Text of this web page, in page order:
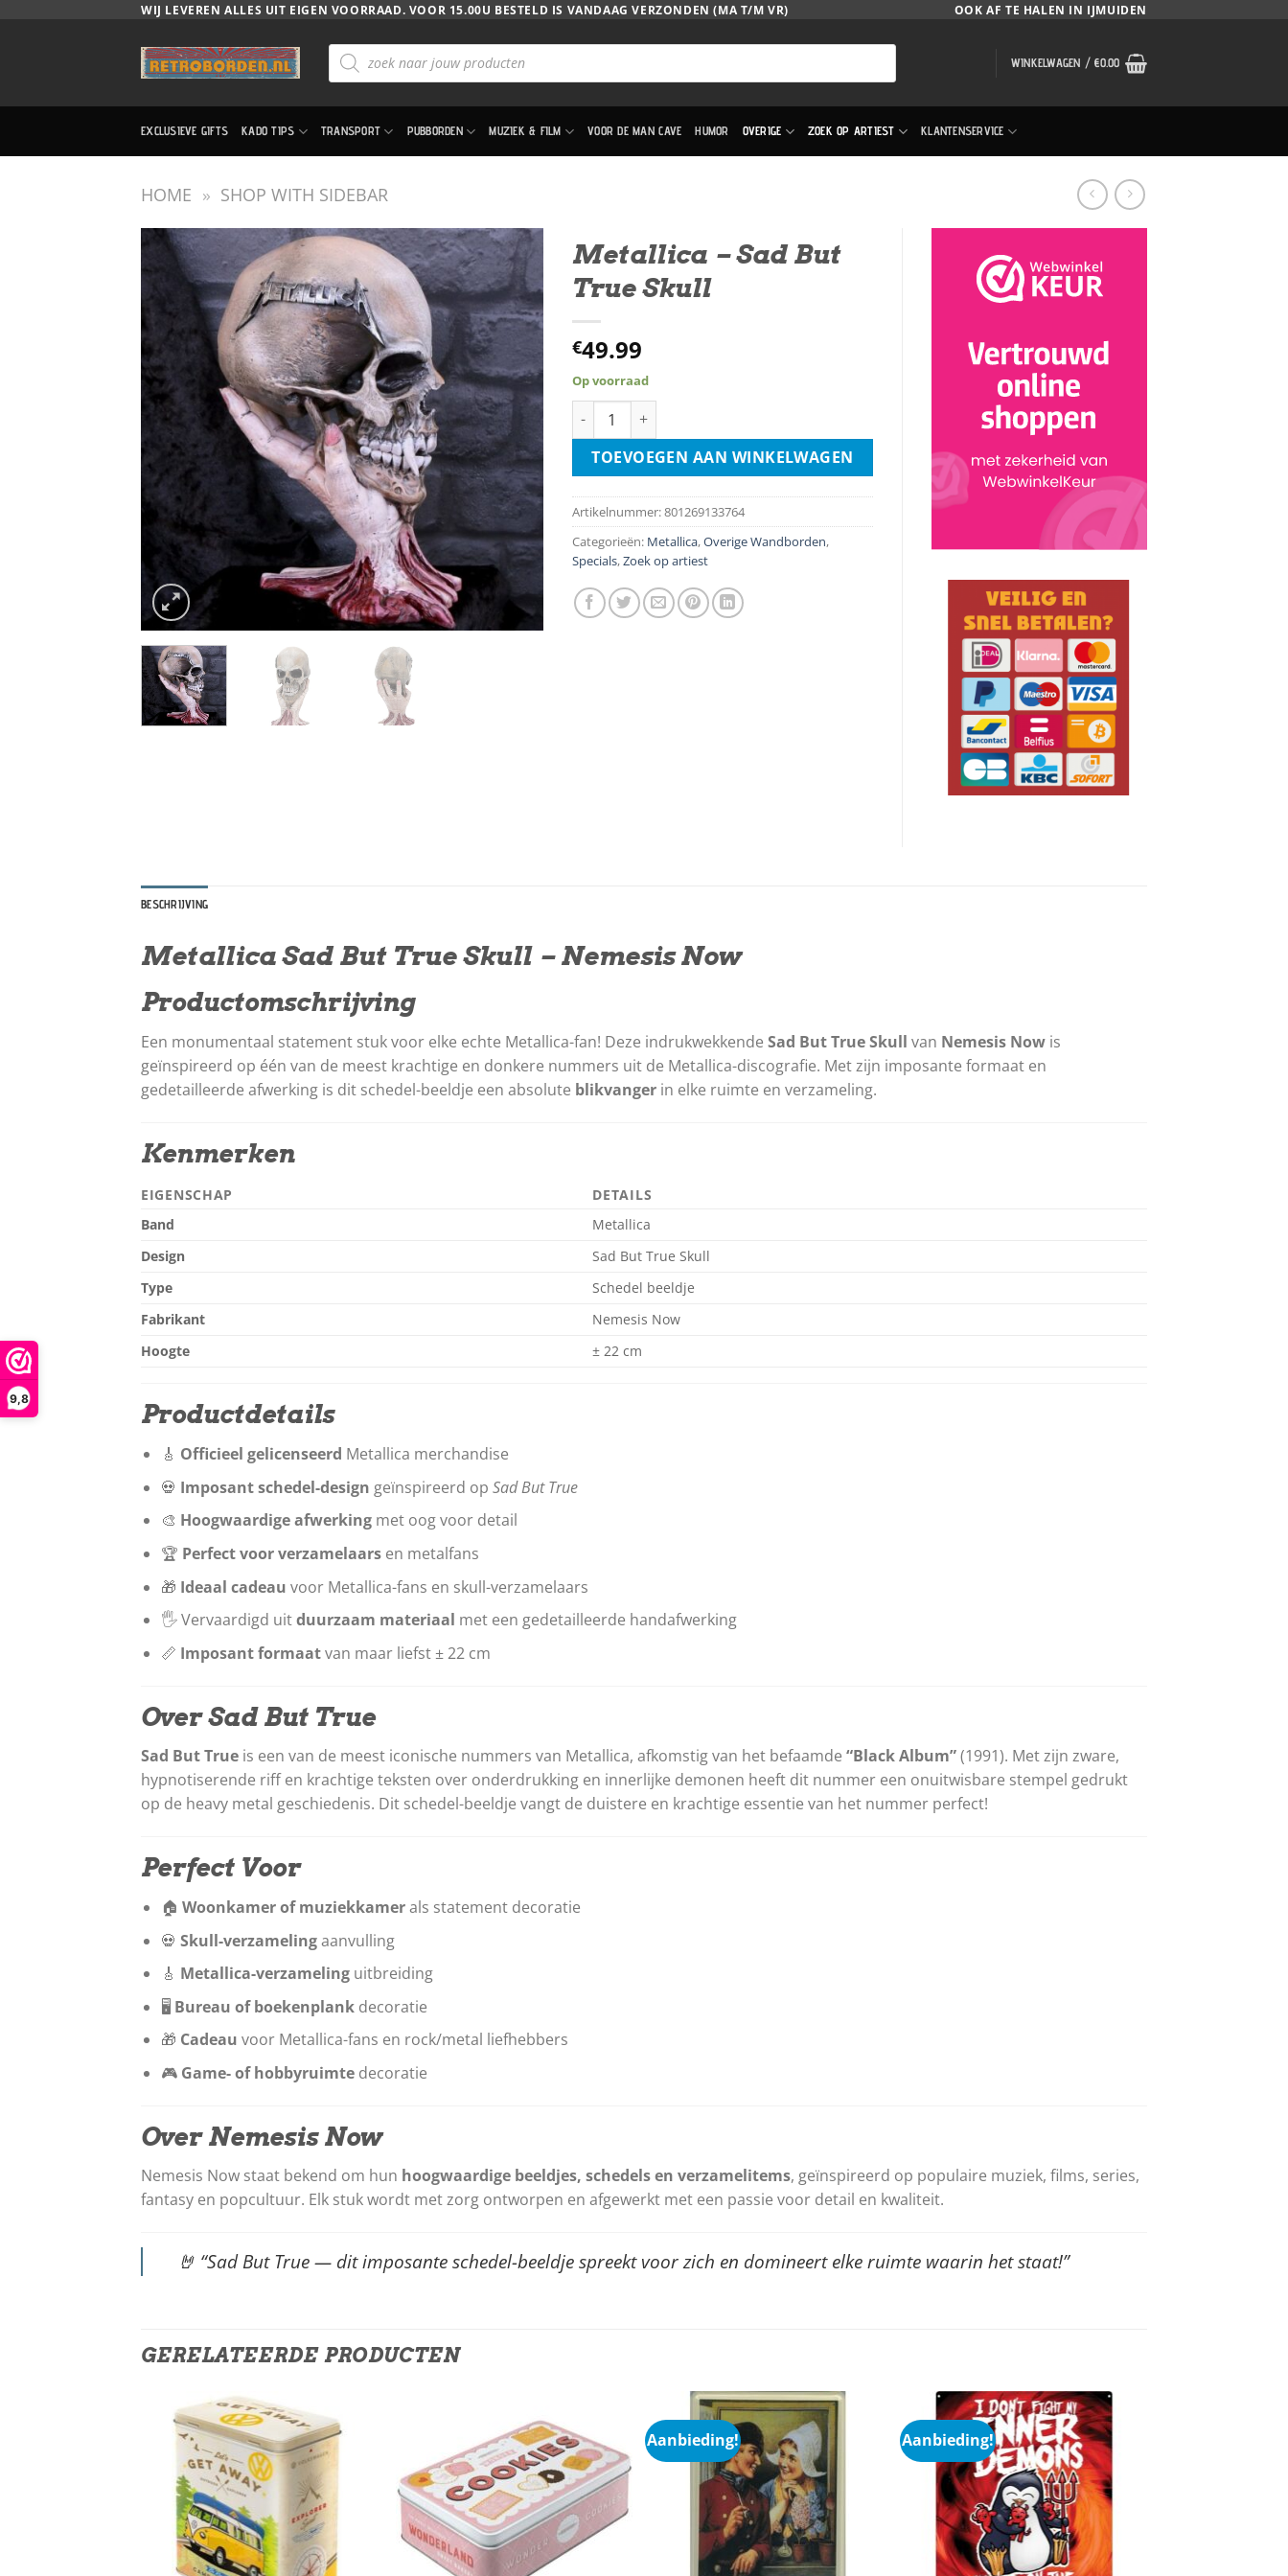
9,8
WIJ LEVEREN ALLES UIT EIGEN VOORRAAD. VOOR 15.00U BESTELD IS VANDAAG VERZONDEN (MA T/M VR) OOK AF TE HALEN IN IJMUIDEN
Producten
zoeken WINKELWAGEN /€0.00
EXCLUSIEVE GIFTS KADO TIPS TRANSPORT PUBBORDEN MUZIEK & FILM VOOR DE MAN CAVE HUMOR OVERIGE ZOEK OP ARTIEST KLANTENSERVICE
HOME » SHOP WITH SIDEBAR
Metallica – Sad But
True Skull
€49.99
Op voorraad
Metallica - Sad But True Skull aantal
TOEVOEGEN AAN WINKELWAGEN
Artikelnummer:801269133764
Categorieën: Metallica,Overige Wandborden,
Specials,Zoek op artiest
BESCHRIJVING
Metallica Sad But True Skull – Nemesis Now
Productomschrijving
Een monumentaal statement stuk voor elke echte Metallica-fan! Deze indrukwekkende Sad But True Skull van Nemesis Now is
geïnspireerd op één van de meest krachtige en donkere nummers uit de Metallica-discografie. Met zijn imposante formaat en
gedetailleerde afwerking is dit schedel-beeldje een absolute blikvanger in elke ruimte en verzameling.
Kenmerken
EIGENSCHAP
DETAILS
Band
Metallica
Design
Sad But True Skull
Type
Schedel beeldje
Fabrikant
Nemesis Now
Hoogte
± 22 cm
Productdetails
🎸 Officieel gelicenseerd Metallica merchandise
💀 Imposant schedel-design geïnspireerd op Sad But True
🎨 Hoogwaardige afwerkingmet oog voor detail
🏆 Perfect voor verzamelaarsen metalfans
🎁 Ideaal cadeau voor Metallica-fans en skull-verzamelaars
🖐️ Vervaardigd uitduurzaam materiaal met een gedetailleerde handafwerking
📏 Imposant formaatvan maar liefst ± 22 cm
Over Sad But True
Sad But True is een van de meest iconische nummers van Metallica, afkomstig van het befaamde “Black Album”(1991). Met zijn zware,
hypnotiserende riff en krachtige teksten over onderdrukking en innerlijke demonen heeft dit nummer een onuitwisbare stempel gedrukt
op de heavy metal geschiedenis. Dit schedel-beeldje vangt de duistere en krachtige essentie van het nummer perfect!
Perfect Voor
🏠 Woonkamer of muziekkamerals statement decoratie
💀 Skull-verzamelingaanvulling
🎸 Metallica-verzamelinguitbreiding
🖥️ Bureau of boekenplankdecoratie
🎁 Cadeau voor Metallica-fans en rock/metal liefhebbers
🎮 Game- of hobbyruimtedecoratie
Over Nemesis Now
Nemesis Now staat bekend om hun hoogwaardige beeldjes, schedels en verzamelitems, geïnspireerd op populaire muziek, films, series,
fantasy en popcultuur. Elk stuk wordt met zorg ontworpen en afgewerkt met een passie voor detail en kwaliteit.
🤘 “Sad But True — dit imposante schedel-beeldje spreekt voor zich en domineert elke ruimte waarin het staat!”
GERELATEERDE PRODUCTEN
Aanbieding! Aanbieding!